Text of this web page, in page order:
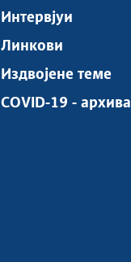
Интервјуи
Линкови
Издвојене теме
COVID-19 - архива